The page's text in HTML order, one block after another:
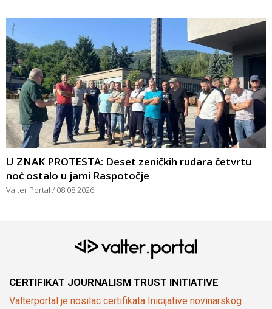
U ZNAK PROTESTA: Deset zeničkih rudara četvrtu
noć ostalo u jami Raspotočje
Valter Portal 08.08.2026
CERTIFIKAT JOURNALISM TRUST INITIATIVE
Valterportal je nosilac certifikata Inicijative novinarskog